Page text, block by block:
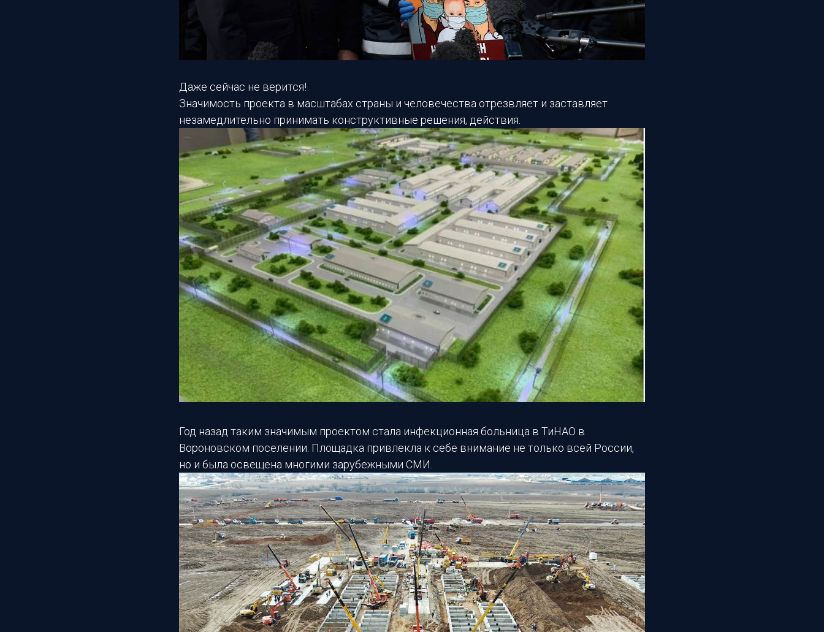
Даже сейчас не верится!
Значимость проекта в масштабах страны и человечества отрезвляет и заставляет
незамедлительно принимать конструктивные решения, действия.
Год назад таким значимым проектом стала инфекционная больница в ТиНАО в
Вороновском поселении. Площадка привлекла к себе внимание не только всей России,
но и была освещена многими зарубежными СМИ.